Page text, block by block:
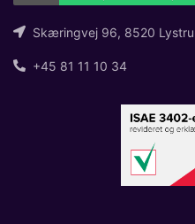
Skæringvej 96, 8520
+45 81 11 10 34